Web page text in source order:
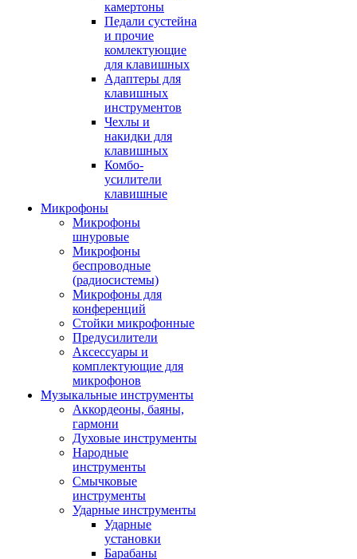
камертоны
Педали сустейна
и прочие
комлектующие
для клавишных
Адаптеры для
клавишных
инструментов
Чехлы и
накидки для
клавишных
Комбо-
усилители
клавишные
Микрофоны
Микрофоны
шнуровые
Микрофоны
беспроводные
(радиосистемы)
Микрофоны для
конференций
Стойки микрофонные
Предусилители
Аксессуары и
комплектующие для
микрофонов
Музыкальные инструменты
Аккордеоны, баяны,
гармони
Духовые инструменты
Народные
инструменты
Смычковые
инструменты
Ударные инструменты
Ударные
установки
Барабаны